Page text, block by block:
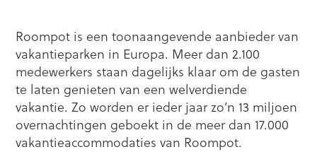
Roompot is een toonaangevende aanbieder van
vakantieparken in Europa. Meer dan 2.100
medewerkers staan dagelijks klaar om de gasten
te laten genieten van een welverdiende
vakantie. Zo worden er ieder jaar zo’n 13 miljoen
overnachtingen geboekt in de meer dan 17.000
vakantieaccommodaties van Roompot.